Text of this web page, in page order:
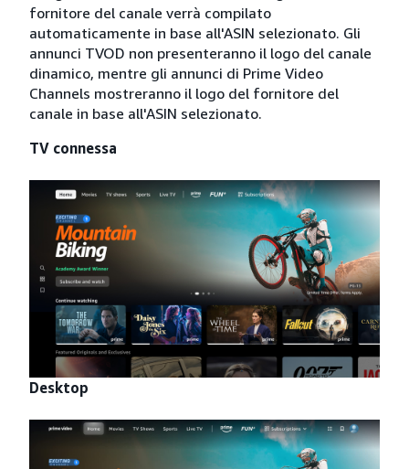
fornitore del canale verrà compilato
automaticamente in base all'ASIN selezionato. Gli
annunci TVOD non presenteranno il logo del canale
dinamico, mentre gli annunci di Prime Video
Channels mostreranno il logo del fornitore del
canale in base all'ASIN selezionato.
TV connessa
Desktop